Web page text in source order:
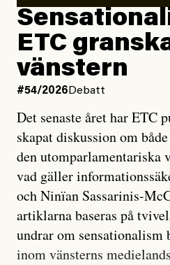
ETC
vänstern
#54/2026 Debatt
Det senaste året har ETC
skapat diskussion om
den utomparlamentariska
vad gäller
och Ninïan Sassarinis-
artiklarna baseras på
undrar om
inom vänsterns